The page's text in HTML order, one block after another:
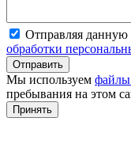
Отправляя данную
обработки
Мы используем файлы
пребывания на этом
Принять